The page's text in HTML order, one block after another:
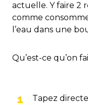
actuelle. Y faire 2
comme
l’eau dans une
Qu’est-ce qu’on
Tapez